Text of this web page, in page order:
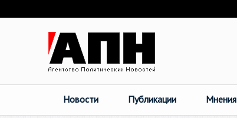
Новости Публикации Мнения